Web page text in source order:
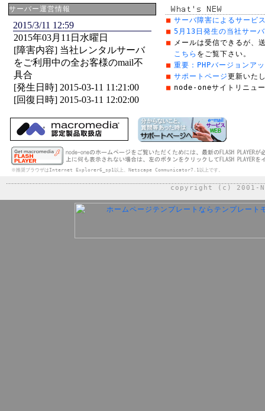
サーバー運営情報
■ サーバ障害によるサービ
■ 5月13日発生の当社サー
■ メールは受信できるが、
こちら をご覧下さい。
■ 重要：PHPバージョンア
■ サポートページ更新いた
■ node-oneサイトリニュ
※推奨ブラウザはInternet Explorer6_sp1以上、Netscape Communicator7.1以上です。
copyright (c)